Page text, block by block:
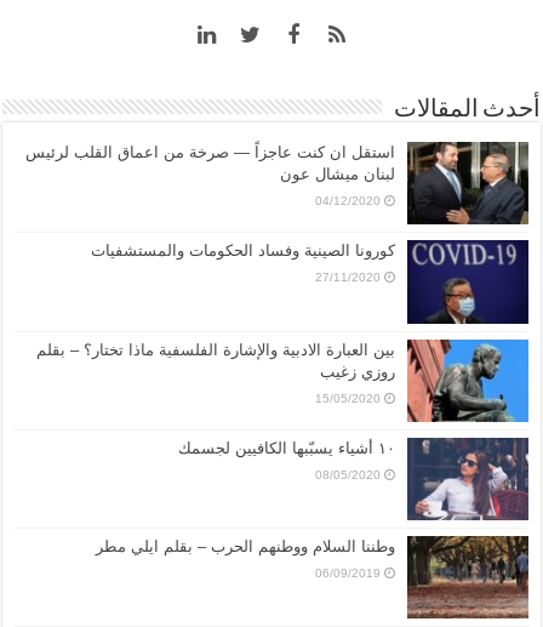
أحدث المقالات
استقل ان كنت عاجزاً — صرخة من اعماق القلب لرئيس
لبنان ميشال عون
04/12/2020
كورونا الصينية وفساد الحكومات والمستشفيات
27/11/2020
بين العبارة الادبية والإشارة الفلسفية ماذا تختار؟ – بقلم
روزي زغيب
15/05/2020
١٠ أشياء يسبّبها الكافيين لجسمك
08/05/2020
وطننا السلام ووطنهم الحرب – بقلم ايلي مطر
06/09/2019